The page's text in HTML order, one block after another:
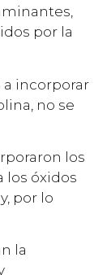
por la
a incorporar
no se
los
los óxidos
por lo
la